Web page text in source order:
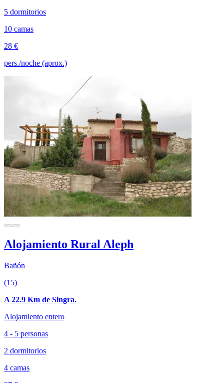
5 dormitorios
10 camas
28 €
pers./noche (aprox.)
Alojamiento Rural Aleph
Bañón
(15)
A 22.9 Km de Singra.
Alojamiento entero
4 - 5 personas
2 dormitorios
4 camas